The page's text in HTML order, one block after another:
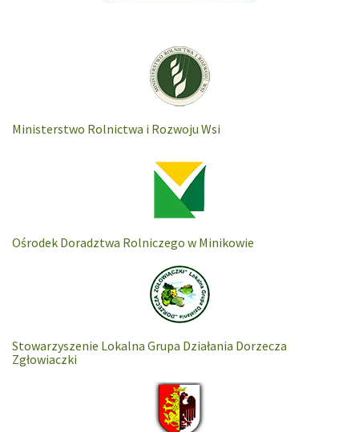
Ministerstwo Rolnictwa i Rozwoju Wsi
Ośrodek Doradztwa Rolniczego w Minikowie
Stowarzyszenie Lokalna Grupa Działania Dorzecza
Zgłowiaczki